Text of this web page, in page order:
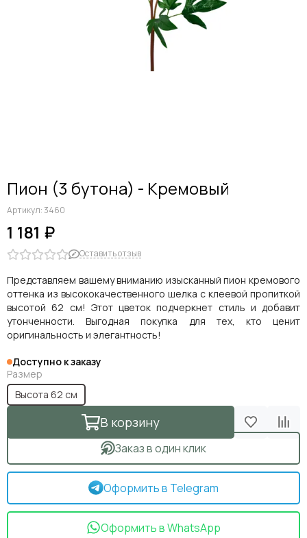
Ранункулюсы
Гладиолусы
Другие цветы
Космеи, ромашки
Пион (3 бутона) - Кремовый
Артикул:3460
1 181 ₽
Оставить отзыв
Представляем вашему вниманию изысканный пион кремового
оттенка из высококачественного шелка с клеевой пропиткой
высотой 62 см! Этот цветок подчеркнет стиль и добавит
утонченности. Выгодная покупка для тех, кто ценит
оригинальность и элегантность!
Доступно к заказу
Размер
Высота 62 см
В корзину
Заказ в один клик
Оформить в Telegram
Оформить в WhatsApp